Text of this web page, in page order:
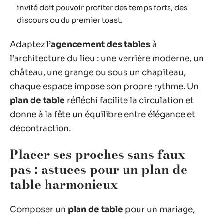
invité doit pouvoir profiter des temps forts, des
discours ou du premier toast.
Adaptez l’agencement des tablesà
l’architecture du lieu : une verrière moderne, un
château, une grange ou sous un chapiteau,
chaque espace impose son propre rythme. Un
plan de table réfléchi facilite la circulation et
donne à la fête un équilibre entre élégance et
décontraction.
Placer ses proches sans faux
pas : astuces pour un plan de
table harmonieux
Composer un plan de table pour un mariage,